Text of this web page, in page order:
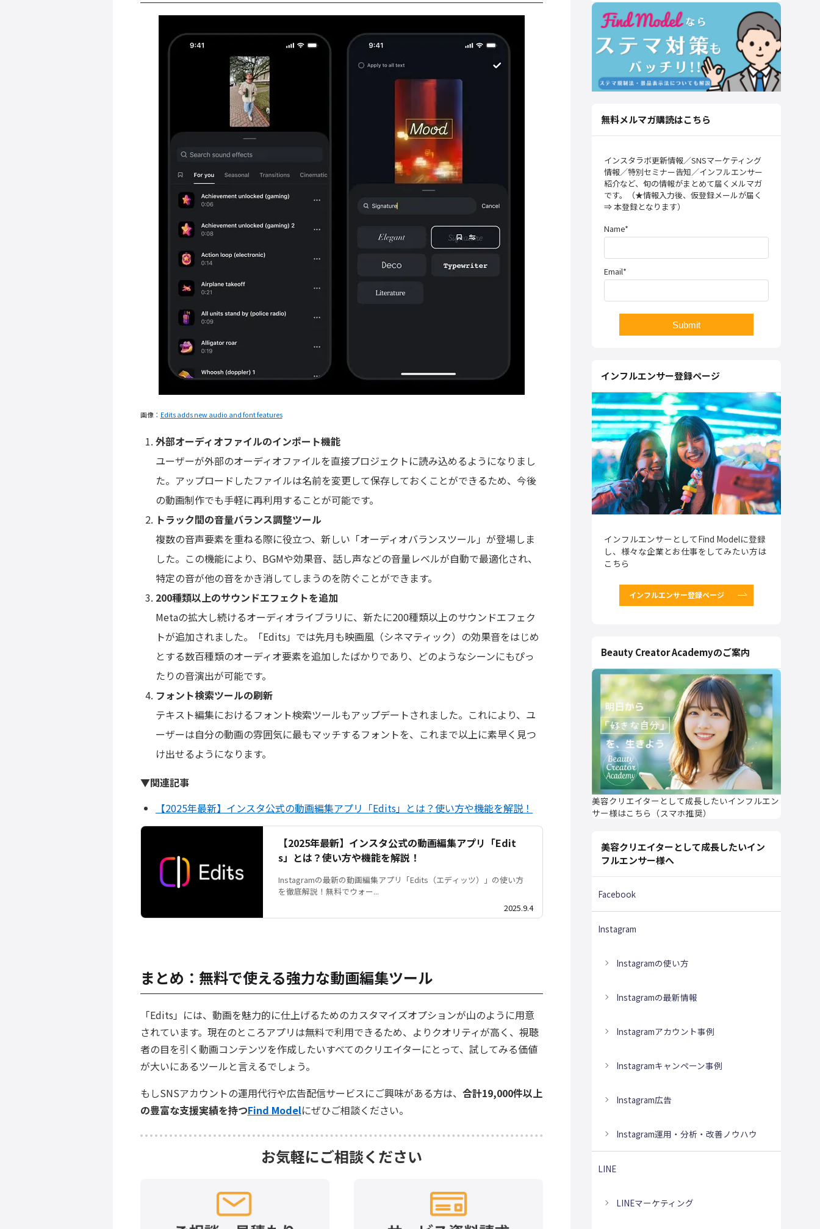
画像： Edits adds new audio and font features
外部オーディオファイルのインポート機能
ユーザーが外部のオーディオファイルを直接プロジェクトに読み込めるようになりまし
た。アップロードしたファイルは名前を変更して保存しておくことができるため、今後
の動画制作でも手軽に再利用することが可能です。
トラック間の音量バランス調整ツール
複数の音声要素を重ねる際に役立つ、新しい「オーディオバランスツール」が登場しま
した。この機能により、BGMや効果音、話し声などの音量レベルが自動で最適化され、
特定の音が他の音をかき消してしまうのを防ぐことができます。
200種類以上のサウンドエフェクトを追加
Metaの拡大し続けるオーディオライブラリに、新たに200種類以上のサウンドエフェク
トが追加されました。「Edits」では先月も映画風（シネマティック）の効果音をはじめ
とする数百種類のオーディオ要素を追加したばかりであり、どのようなシーンにもぴっ
たりの音演出が可能です。
フォント検索ツールの刷新
テキスト編集におけるフォント検索ツールもアップデートされました。これにより、ユ
ーザーは自分の動画の雰囲気に最もマッチするフォントを、これまで以上に素早く見つ
け出せるようになります。
▼関連記事
【2025年最新】インスタ公式の動画編集アプリ「Edits」とは？使い方や機能を解説！
【2025年最新】インスタ公式の動画編集アプリ「Edit
s」とは？使い方や機能を解説！
2025.9.4
Instagramの最新の動画編集アプリ「Edits（エディッツ）」の使い方
を徹底解説！無料でウォー...
まとめ：無料で使える強力な動画編集ツール
「Edits」には、動画を魅力的に仕上げるためのカスタマイズオプションが山のように用意
されています。現在のところアプリは無料で利用できるため、よりクオリティが高く、視聴
者の目を引く動画コンテンツを作成したいすべてのクリエイターにとって、試してみる価値
が大いにあるツールと言えるでしょう。
もしSNSアカウントの運用代行や広告配信サービスにご興味がある方は、 合計19,000件以上
の豊富な支援実績を持つFind Modelにぜひご相談ください。
お気軽にご相談ください
無料メルマガ購読はこちら
インスタラボ更新情報／SNSマーケティング
情報／特別セミナー告知／インフルエンサー
紹介など、旬の情報がまとめて届くメルマガ
です。（★情報入力後、仮登録メールが届く
⇒ 本登録となります）
Name*
Email*
インフルエンサー登録ページ
インフルエンサーとしてFind Modelに登録
し、様々な企業とお仕事をしてみたい方は
こちら
インフルエンサー登録ページ
Beauty Creator Academyのご案内
美容クリエイターとして成長したいインフルエン
サー様はこちら（スマホ推奨）
美容クリエイターとして成長したいイン
フルエンサー様へ
Facebook
Instagram
Instagramの使い方
Instagramの最新情報
Instagramアカウント事例
Instagramキャンペーン事例
Instagram広告
Instagram運用・分析・改善ノウハウ
LINE
LINEマーケティング